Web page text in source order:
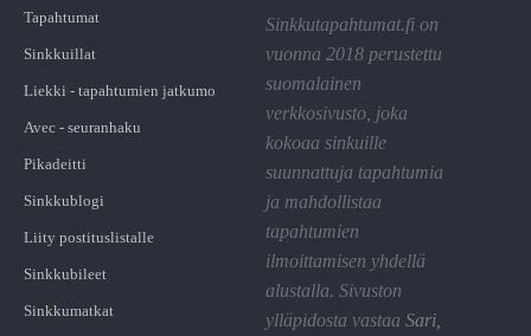
Tapahtumat
Sinkkuillat
Liekki - tapahtumien jatkumo
Avec - seuranhaku
Pikadeitti
Sinkkublogi
Liity postituslistalle
Sinkkubileet
Sinkkumatkat
Sinkkutapahtumat.fi on
vuonna 2018 perustettu
suomalainen
verkkosivusto, joka
kokoaa sinkuille
suunnattuja tapahtumia
ja mahdollistaa
tapahtumien
ilmoittamisen yhdellä
alustalla. Sivuston
ylläpidosta vastaa Sari